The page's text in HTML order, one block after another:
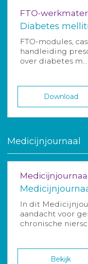
FTO-
Diabetes
FTO-modules,
handleiding
over diabetes m...
Download
Medicijnjournaal
Medicijnjournaal
In dit
aandacht voor
chronische
Bekijk